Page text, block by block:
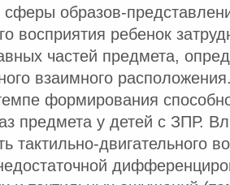
образов-
восприятия ребенок
частей предмета,
взаимного
формирования
предмета у детей с ЗПР.
тактильно-двигательного